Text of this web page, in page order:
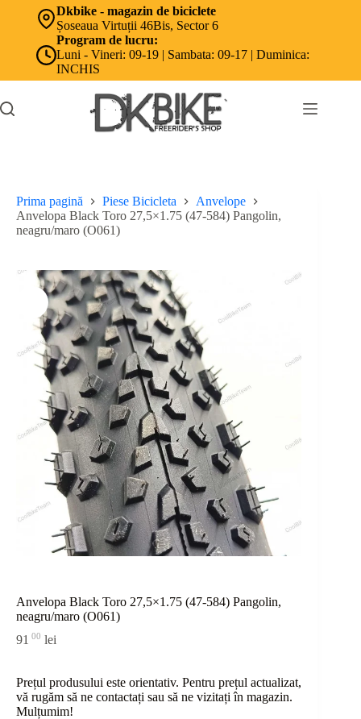
Dkbike - magazin de biciclete
Șoseaua Virtuții 46Bis, Sector 6
Program de lucru:
Luni - Vineri: 09-19 | Sambata: 09-17 | Duminica:
INCHIS
Prima pagină Piese Bicicleta
Anvelope
Anvelopa Black Toro 27,5×1.75 (47-584) Pangolin,
neagru/maro (O061)
Anvelopa Black Toro 27,5×1.75 (47-584) Pangolin,
neagru/maro (O061)
91 00 lei
Prețul produsului este orientativ. Pentru prețul actualizat,
vă rugăm să ne contactați sau să ne vizitați în magazin.
Mulțumim!